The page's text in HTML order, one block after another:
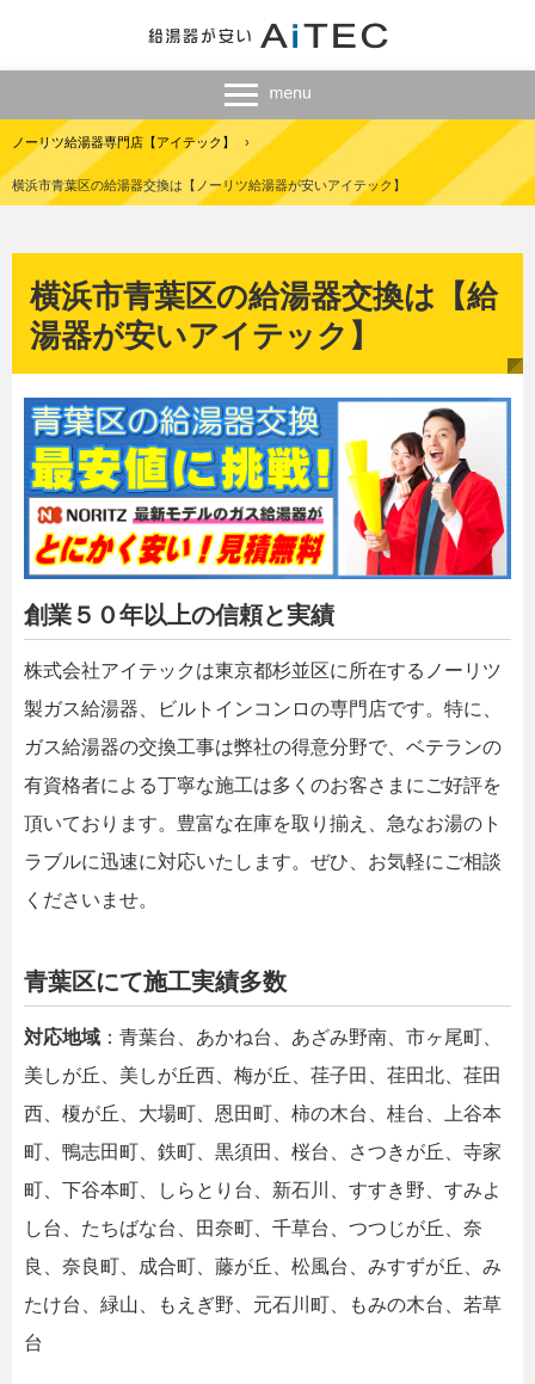
ノーリツ給湯器専門店【アイテック】 ›
横浜市青葉区の給湯器交換は【ノーリツ給湯器が安いアイテック】
横浜市青葉区の給湯器交換は【給
湯器が安いアイテック】
創業５０年以上の信頼と実績
株式会社アイテックは東京都杉並区に所在するノーリツ
製ガス給湯器、ビルトインコンロの専門店です。特に、
ガス給湯器の交換工事は弊社の得意分野で、ベテランの
有資格者による丁寧な施工は多くのお客さまにご好評を
頂いております。豊富な在庫を取り揃え、急なお湯のト
ラブルに迅速に対応いたします。ぜひ、お気軽にご相談
くださいませ。
青葉区にて施工実績多数
対応地域 ：青葉台、あかね台、あざみ野南、市ヶ尾町、
美しが丘、美しが丘西、梅が丘、荏子田、荏田北、荏田
西、榎が丘、大場町、恩田町、柿の木台、桂台、上谷本
町、鴨志田町、鉄町、黒須田、桜台、さつきが丘、寺家
町、下谷本町、しらとり台、新石川、すすき野、すみよ
し台、たちばな台、田奈町、千草台、つつじが丘、奈
良、奈良町、成合町、藤が丘、松風台、みすずが丘、み
たけ台、緑山、もえぎ野、元石川町、もみの木台、若草
台